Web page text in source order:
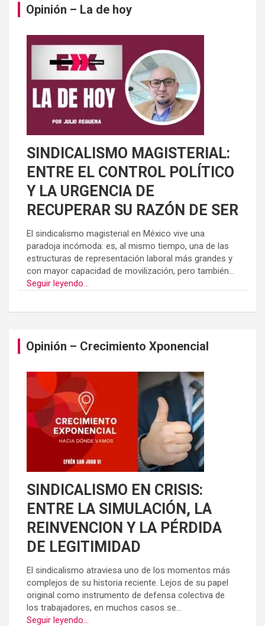
Opinión – La de hoy
SINDICALISMO MAGISTERIAL:
ENTRE EL CONTROL POLÍTICO
Y LA URGENCIA DE
RECUPERAR SU RAZÓN DE SER
El sindicalismo magisterial en México vive una
paradoja incómoda: es, al mismo tiempo, una de las
estructuras de representación laboral más grandes y
con mayor capacidad de movilización, pero también...
Seguir leyendo...
Opinión – Crecimiento Xponencial
SINDICALISMO EN CRISIS:
ENTRE LA SIMULACIÓN, LA
REINVENCION Y LA PÉRDIDA
DE LEGITIMIDAD
El sindicalismo atraviesa uno de los momentos más
complejos de su historia reciente. Lejos de su papel
original como instrumento de defensa colectiva de
los trabajadores, en muchos casos se...
Seguir leyendo...